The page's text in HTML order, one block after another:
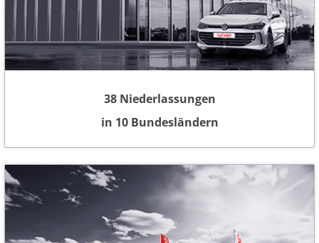
38 Niederlassungen
in 10 Bundesländern